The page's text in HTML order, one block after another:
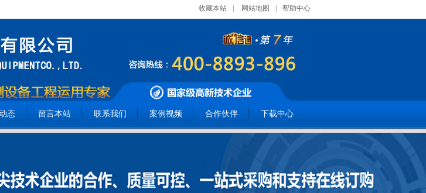
收藏本站 网站地图 帮助中心
态 留言本站 联系我们 案例视频 合作伙伴 下载中心